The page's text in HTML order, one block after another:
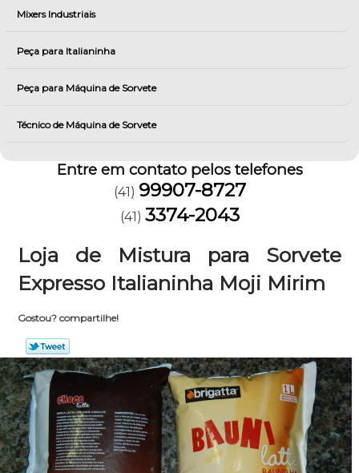
Mixers Industriais
Peça para Italianinha
Peça para Máquina de Sorvete
Técnico de Máquina de Sorvete
Entre em contato pelos telefones
(41) 99907-8727
(41) 3374-2043
Loja de Mistura para Sorvete
Expresso Italianinha Moji Mirim
Gostou? compartilhe!